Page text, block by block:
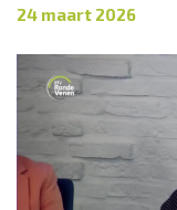
24 maart 2026